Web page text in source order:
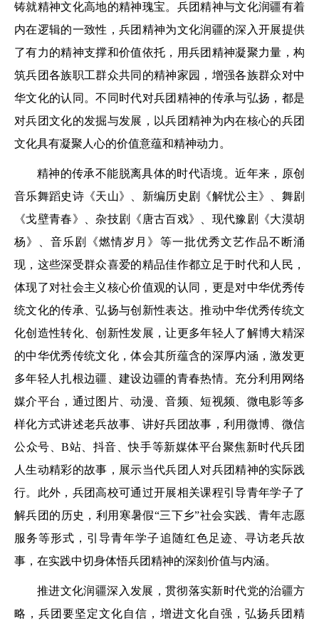
铸就精神文化高地的精神瑰宝。兵团精神与文化润疆有着
内在逻辑的一致性，兵团精神为文化润疆的深入开展提供
了有力的精神支撑和价值依托，用兵团精神凝聚力量，构
筑兵团各族职工群众共同的精神家园，增强各族群众对中
华文化的认同。不同时代对兵团精神的传承与弘扬，都是
对兵团文化的发掘与发展，以兵团精神为内在核心的兵团
文化具有凝聚人心的价值意蕴和精神动力。
精神的传承不能脱离具体的时代语境。近年来，原创
音乐舞蹈史诗《天山》、新编历史剧《解忧公主》、舞剧
《戈壁青春》、杂技剧《唐古百戏》、现代豫剧《大漠胡
杨》、音乐剧《燃情岁月》等一批优秀文艺作品不断涌
现，这些深受群众喜爱的精品佳作都立足于时代和人民，
体现了对社会主义核心价值观的认同，更是对中华优秀传
统文化的传承、弘扬与创新性表达。推动中华优秀传统文
化创造性转化、创新性发展，让更多年轻人了解博大精深
的中华优秀传统文化，体会其所蕴含的深厚内涵，激发更
多年轻人扎根边疆、建设边疆的青春热情。充分利用网络
媒介平台，通过图片、动漫、音频、短视频、微电影等多
样化方式讲述老兵故事、讲好兵团故事，利用微博、微信
公众号、B站、抖音、快手等新媒体平台聚焦新时代兵团
人生动精彩的故事，展示当代兵团人对兵团精神的实际践
行。此外，兵团高校可通过开展相关课程引导青年学子了
解兵团的历史，利用寒暑假“三下乡”社会实践、青年志愿
服务等形式，引导青年学子追随红色足迹、寻访老兵故
事，在实践中切身体悟兵团精神的深刻价值与内涵。
推进文化润疆深入发展，贯彻落实新时代党的治疆方
略，兵团要坚定文化自信，增进文化自强，弘扬兵团精